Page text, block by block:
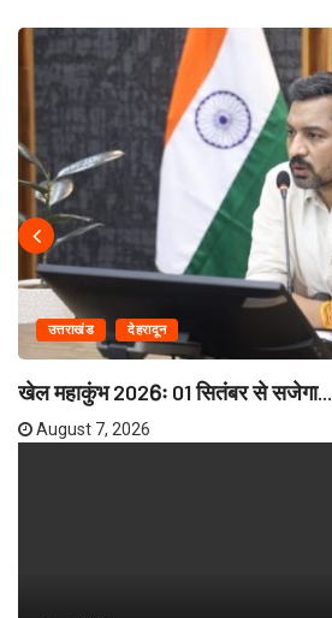
उत्तराखंड देहरादून
खेल महाकुंभ 2026ः 01 सितंबर से सजेगा...
August 7, 2026